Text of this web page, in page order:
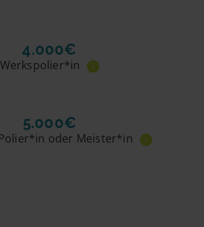
4.000€
Werkspolier*in i
5.000€
oder Meister*in i